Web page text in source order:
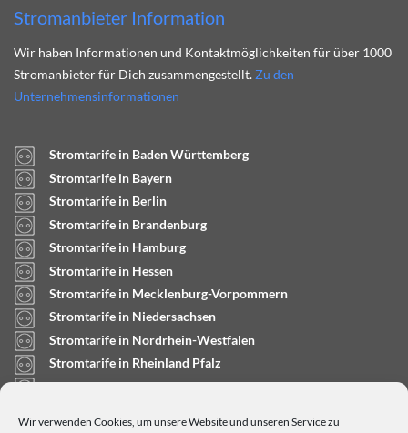
Wir verwenden Cookies, um unsere Website und unseren Service zu
Stromanbieter Information
Wir haben Informationen und Kontaktmöglichkeiten für über 1000
Stromanbieter für Dich zusammengestellt. Zu den
Unternehmensinformationen
Stromtarife in Baden Württemberg
Stromtarife in Bayern
Stromtarife in Berlin
Stromtarife in Brandenburg
Stromtarife in Hamburg
Stromtarife in Hessen
Stromtarife in Mecklenburg-Vorpommern
Stromtarife in Niedersachsen
Stromtarife in Nordrhein-Westfalen
Stromtarife in Rheinland Pfalz
Stromtarife in Saarland